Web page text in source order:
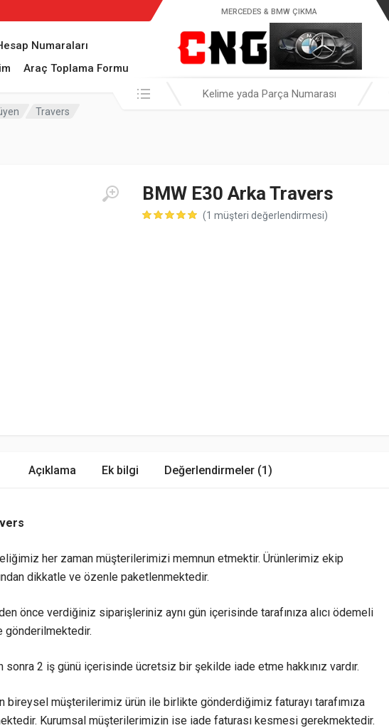
Numaraları
Araç Toplama Formu
MERCEDES & BMW ÇIKMA
Araştır:
Travers
BMW E30 Arka Travers
(1 müşteri değerlendirmesi)
Açıklama Ek bilgi Değerlendirmeler (1)
her zaman müşterilerimizi memnun etmektir. Ürünlerimiz ekip
dikkatle ve özenle paketlenmektedir.
önce verdiğiniz siparişleriniz aynı gün içerisinde tarafınıza alıcı ödemeli
gönderilmektedir.
sonra 2 iş günü içerisinde ücretsiz bir şekilde iade etme hakkınız vardır.
bireysel müşterilerimiz ürün ile birlikte gönderdiğimiz faturayı tarafımıza
Kurumsal müşterilerimizin ise iade faturası kesmesi gerekmektedir.